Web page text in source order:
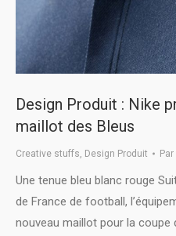
Design Produit : Nike
maillot des Bleus
Creative stuffs, Design Produit Par
Une tenue bleu blanc rouge
de France de football,
nouveau maillot pour la coupe